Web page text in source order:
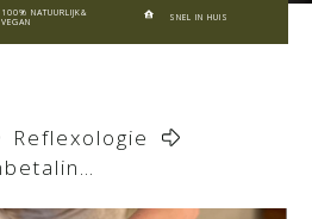
100% NATUURLIJK&
VEGAN
SNEL IN HUIS
Reflexologie
Reservering & aanbetaling – Natural Facelift Artist™ Training